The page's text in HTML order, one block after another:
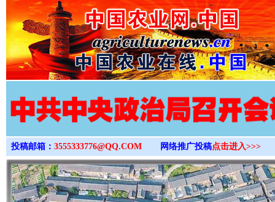
>
投稿邮箱： 3555333776@QQ.COM 网络推广投稿点击进入>>>